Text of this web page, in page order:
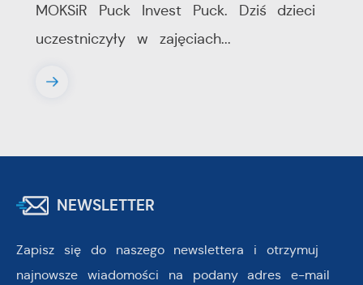
MOKSiR Puck Invest Puck. Dziś dzieci
uczestniczyły w zajęciach...
NEWSLETTER
Zapisz się do naszego newslettera i otrzymuj
najnowsze wiadomości na podany adres e-mail